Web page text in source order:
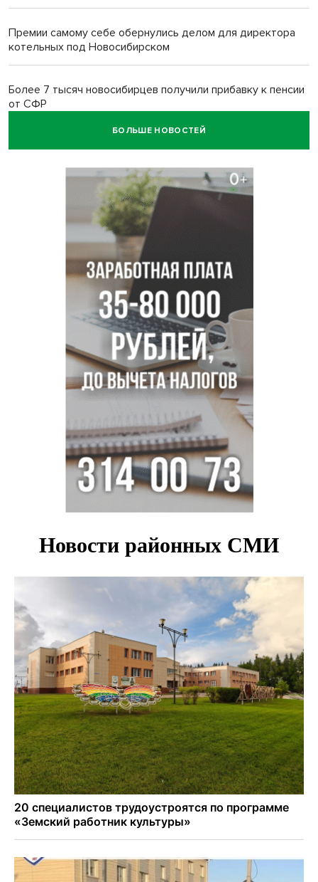
Премии самому себе обернулись делом для директора
котельных под Новосибирском
Более 7 тысяч новосибирцев получили прибавку к пенсии
от СФР
БОЛЬШЕ НОВОСТЕЙ